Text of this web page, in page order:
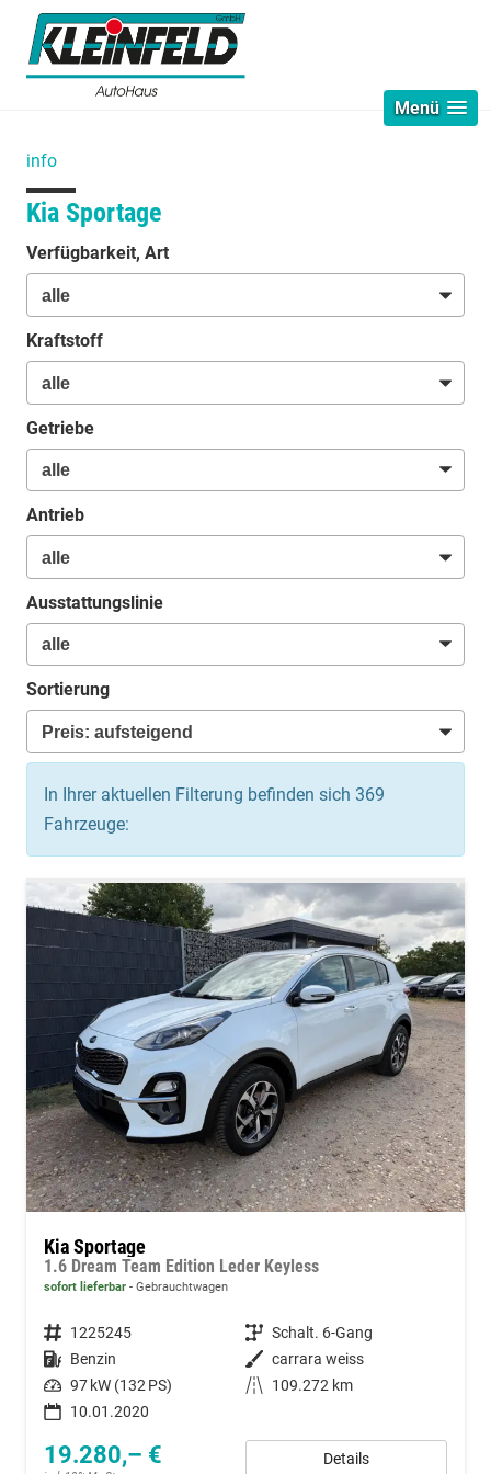
Menü
info
Kia Sportage
Verfügbarkeit, Art
Kraftstoff
Getriebe
Antrieb
Ausstattungslinie
Sortierung
In Ihrer aktuellen Filterung befinden sich 369
Fahrzeuge:
Kia Sportage
1.6 Dream Team Edition Leder Keyless
sofort lieferbar Gebrauchtwagen
Fahrzeugnummer 1225245 Getriebe Schalt. 6-Gang
Kraftstoff Benzin Außenfarbe carrara weiss
Leistung 97 kW (132 PS) Kilometerstand
109.272 km
10.01.2020
19.280,– € Details